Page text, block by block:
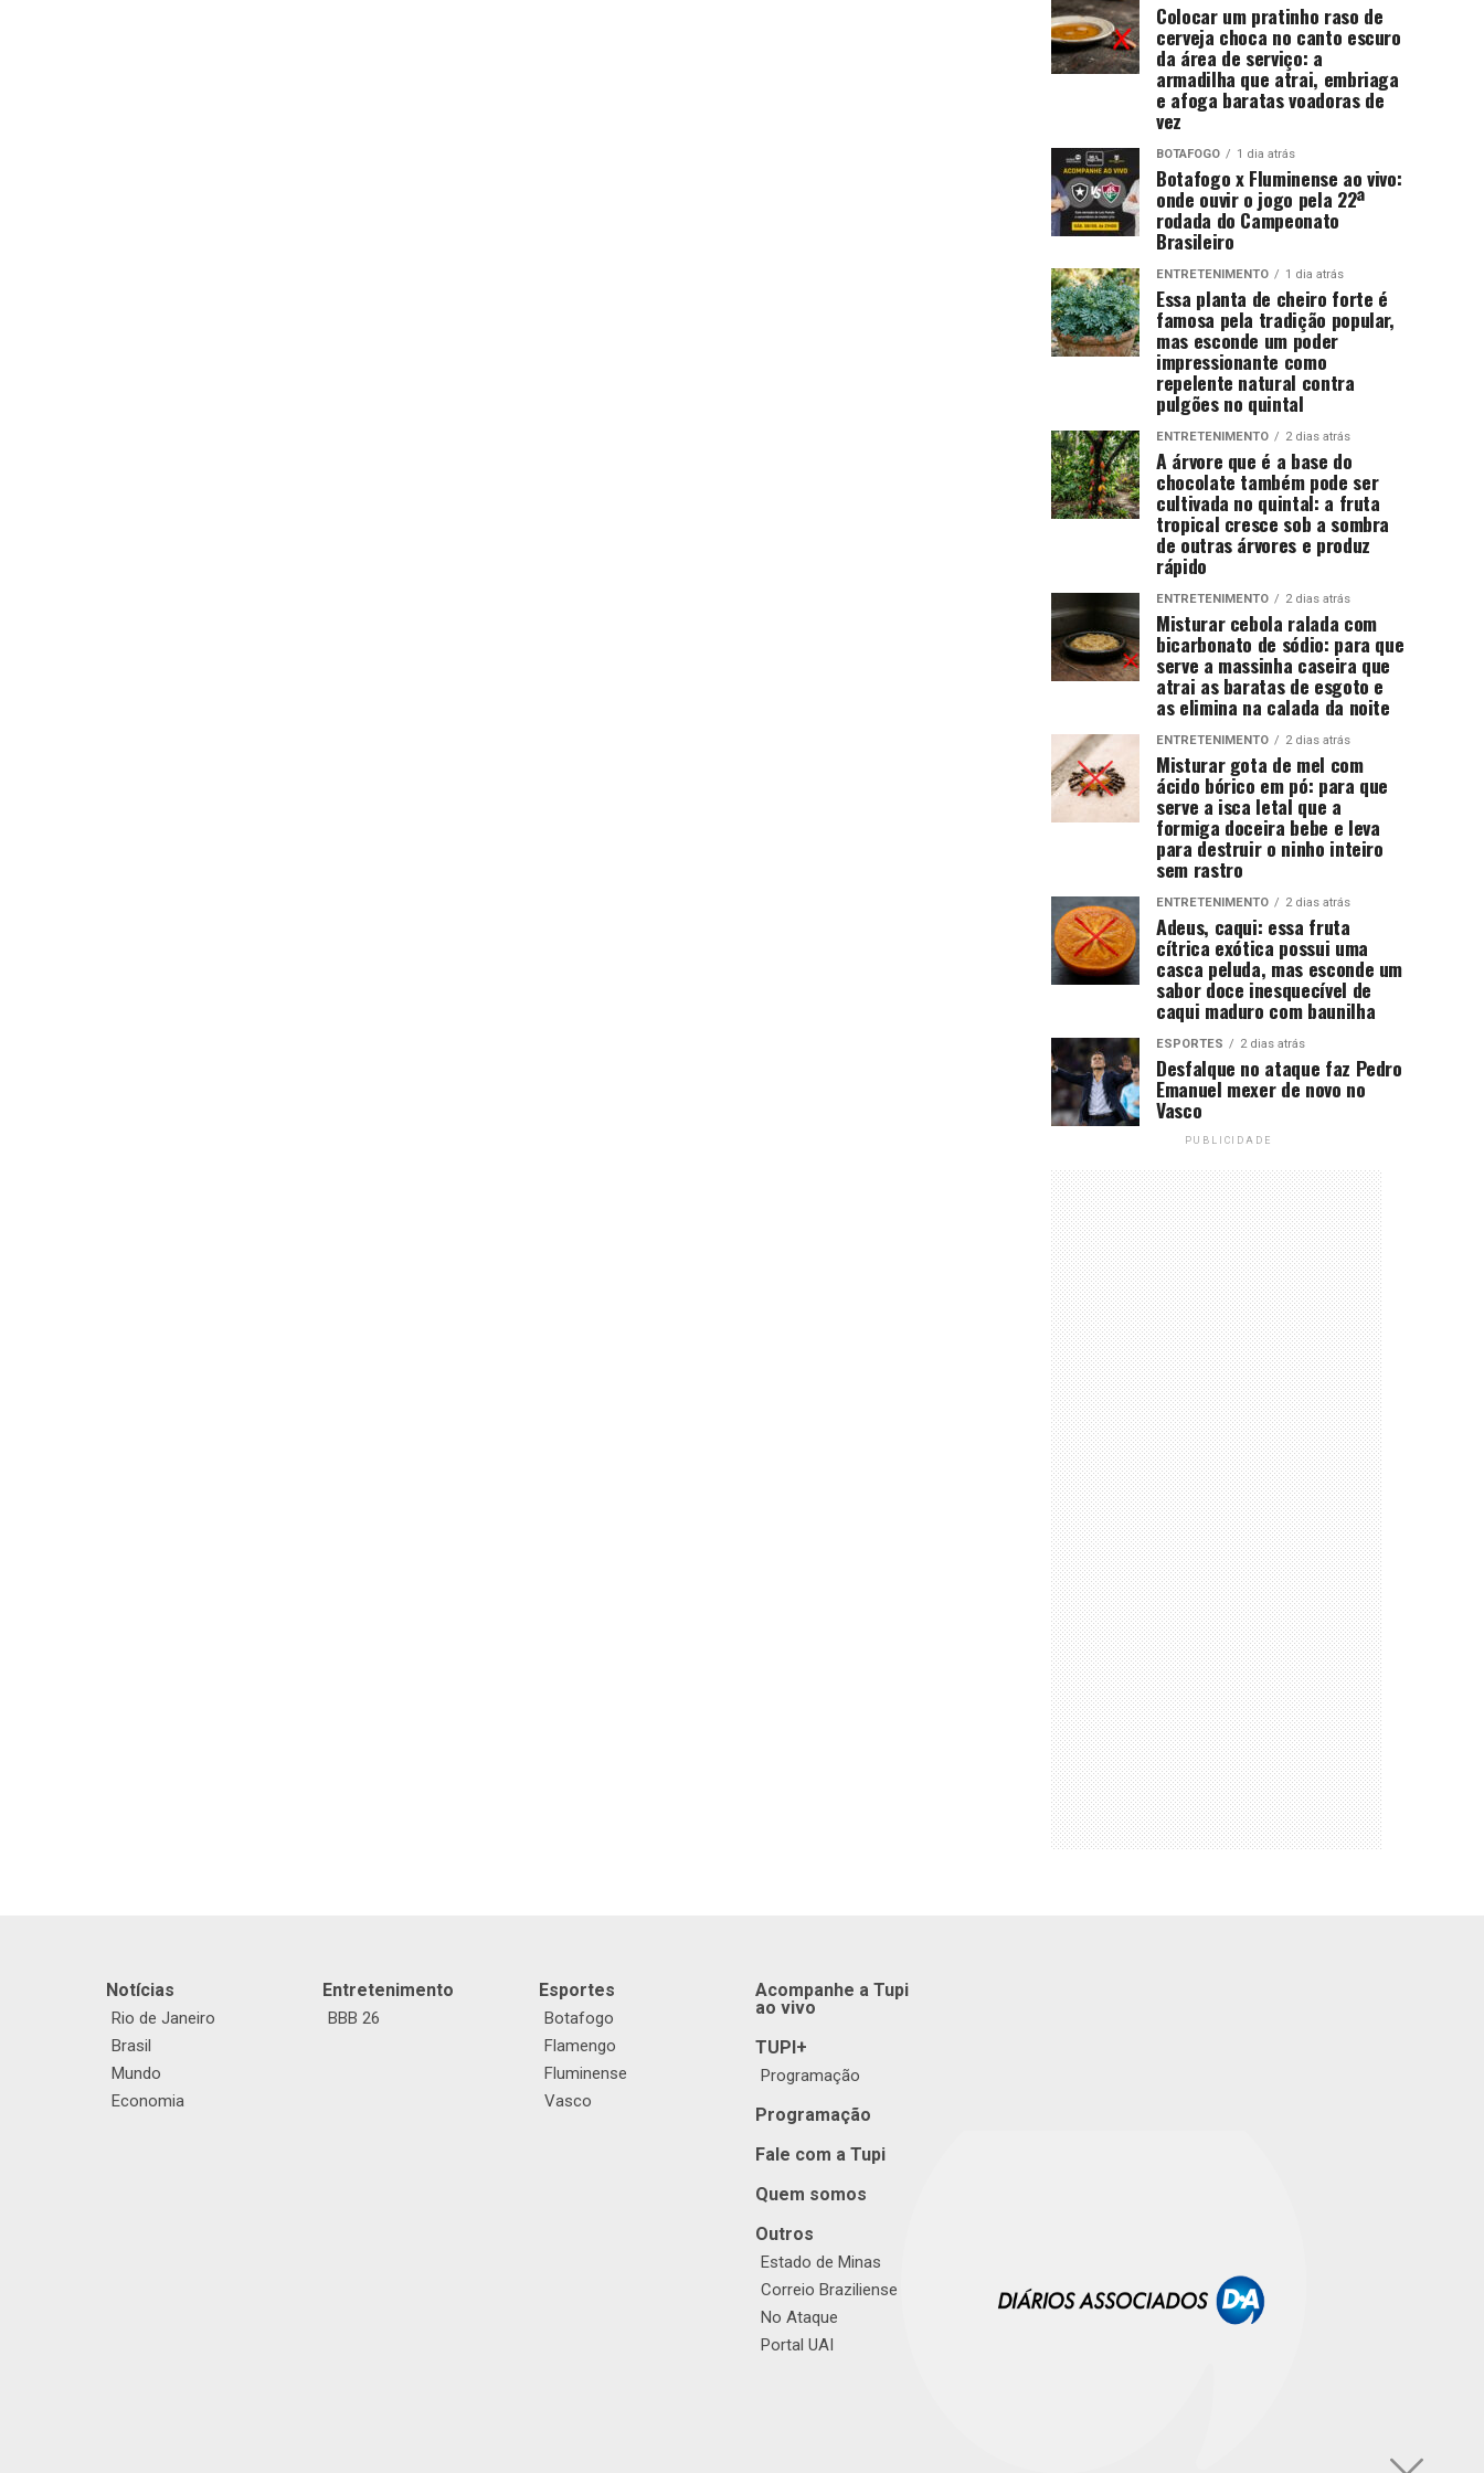
Colocar um pratinho raso de
cerveja choca no canto escuro
da área de serviço: a
armadilha que atrai, embriaga
e afoga baratas voadoras de
vez
BOTAFOGO 1 dia atrás
Botafogo x Fluminense ao vivo:
onde ouvir o jogo pela 22ª
rodada do Campeonato
Brasileiro
ENTRETENIMENTO 1 dia atrás
Essa planta de cheiro forte é
famosa pela tradição popular,
mas esconde um poder
impressionante como
repelente natural contra
pulgões no quintal
ENTRETENIMENTO 2 dias atrás
A árvore que é a base do
chocolate também pode ser
cultivada no quintal: a fruta
tropical cresce sob a sombra
de outras árvores e produz
rápido
ENTRETENIMENTO 2 dias atrás
Misturar cebola ralada com
bicarbonato de sódio: para que
serve a massinha caseira que
atrai as baratas de esgoto e
as elimina na calada da noite
ENTRETENIMENTO 2 dias atrás
Misturar gota de mel com
ácido bórico em pó: para que
serve a isca letal que a
formiga doceira bebe e leva
para destruir o ninho inteiro
sem rastro
ENTRETENIMENTO 2 dias atrás
Adeus, caqui: essa fruta
cítrica exótica possui uma
casca peluda, mas esconde um
sabor doce inesquecível de
caqui maduro com baunilha
ESPORTES 2 dias atrás
Desfalque no ataque faz Pedro
Emanuel mexer de novo no
Vasco
PUBLICIDADE
Notícias
Rio de Janeiro
Brasil
Mundo
Economia
Entretenimento
BBB 26
Esportes
Botafogo
Flamengo
Fluminense
Vasco
Acompanhe a Tupi
ao vivo
TUPI+
Programação
Programação
Fale com a Tupi
Quem somos
Outros
Estado de Minas
Correio Braziliense
No Ataque
Portal UAI